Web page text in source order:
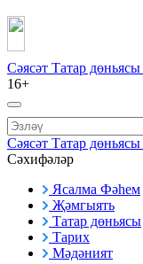
Сәясәт Татар дөньясы
16+
Сәясәт Татар дөньясы
Сәхифәләр
Ясалма Фәһем
Җәмгыять
Татар дөньясы
Тарих
Мәдәният